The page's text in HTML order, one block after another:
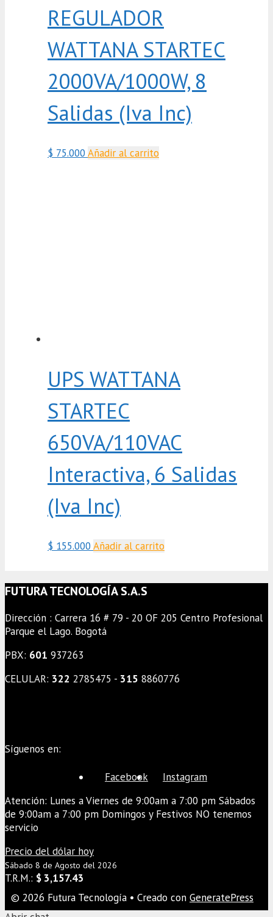
REGULADOR
WATTANA STARTEC
2000VA/1000W, 8
Salidas (Iva Inc)
$ 75.000 Añadir al carrito
UPS WATTANA
STARTEC
650VA/110VAC
Interactiva, 6 Salidas
(Iva Inc)
$ 155.000 Añadir al carrito
FUTURA TECNOLOGÍA S.A.S
Dirección : Carrera 16 # 79 - 20 OF 205 Centro Profesional
Parque el Lago. Bogotá
PBX: 601 937263
CELULAR: 322 2785475 - 315 8860776
Síguenos en:
Facebook
Instagram
Atención: Lunes a Viernes de 9:00am a 7:00 pm Sábados
de 9:00am a 7:00 pm Domingos y Festivos NO tenemos
servicio
Precio del dólar hoy
Sábado 8 de Agosto del 2026
T.R.M.: $ 3,157.43
© 2026 Futura Tecnología • Creado con GeneratePress